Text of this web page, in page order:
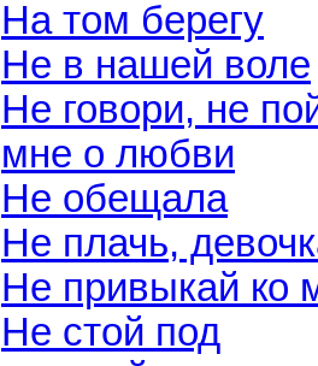
На том берегу
Не в нашей воле
Не говори, не
мне о любви
Не обещала
Не плачь,
Не привыкай ко
Не стой под